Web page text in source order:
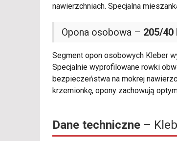
nawierzchniach. Specjalna
Opona osobowa – 205/40
Segment opon osobowych Kleber
Specjalnie wyprofilowane rowki
bezpieczeństwa na mokrej
krzemionkę, opony zachowują
Dane techniczne –